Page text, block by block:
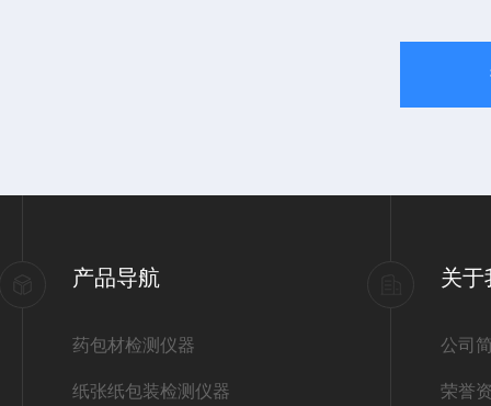
产品导航
药包材检测仪器
纸张纸包装检测仪器
关于
公司
荣誉